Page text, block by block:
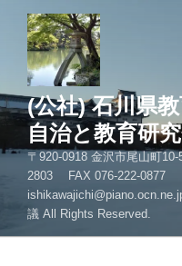
ツ
へ
(公社) 石川県
自治と教育研
〒920-0918 金沢市尾山町
2803 FAX
議 All Rights Reserved.